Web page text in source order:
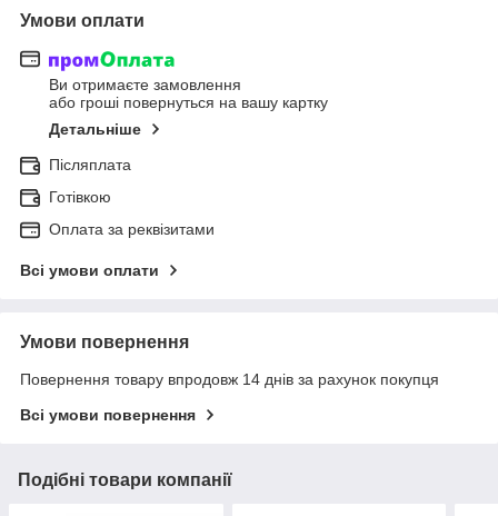
Умови оплати
Ви отримаєте замовлення
або гроші повернуться на вашу картку
Детальніше
Післяплата
Готівкою
Оплата за реквізитами
Всі умови оплати
Умови повернення
Повернення товару впродовж 14 днів за рахунок покупця
Всі умови повернення
Подібні товари компанії